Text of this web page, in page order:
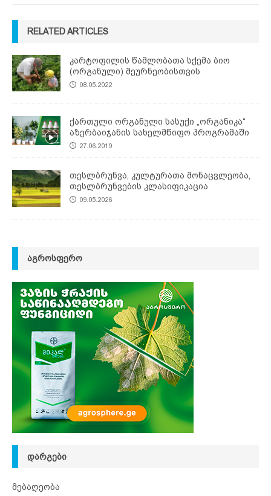
RELATED ARTICLES
კარტოფილის წამლობათა სქემა ბიო
(ორგანული) მეურნეობისთვის
08.05.2022
ქართული ორგანული სასუქი „ორგანიკა“
აზერბაიჯანის სახელმწიფო პროგრამაში
27.06.2019
თესლბრუნვა, კულტურათა მონაცვლეობა,
თესლბრუნვების კლასიფიკაცია
09.05.2026
ᲐᲒᲠᲝᲡᲤᲔᲠᲝ
ᲓᲐᲠᲒᲔᲑᲘ
მებაღეობა